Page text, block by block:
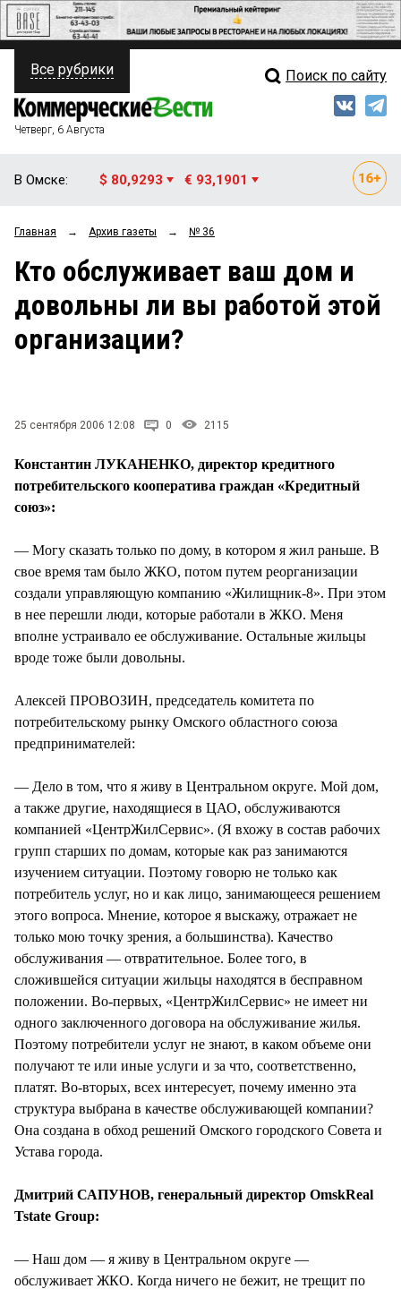
ПОЛИТИКА
ФИНАНСЫ
ОБЩЕСТВО
ЗАКОН
НОВОСТИ КОМПАНИЙ
Свежий выпуск
Рейтинги
Блоги
Все рубрики Поиск по сайту
Четверг, 6 Августа
В Омске: $ 80,9293 € 93,1901
Главная → Архив газеты → № 36
Кто обслуживает ваш дом и
довольны ли вы работой этой
организации?
25 сентября 2006 12:08 0 2115
Константин ЛУКАНЕНКО, директор кредитного
потребительского кооператива граждан «Кредитный
союз»:
— Могу сказать только по дому, в котором я жил раньше. В
свое время там было ЖКО, потом путем реорганизации
создали управляющую компанию «Жилищник-8». При этом
в нее перешли люди, которые работали в ЖКО. Меня
вполне устраивало ее обслуживание. Остальные жильцы
вроде тоже были довольны.
Алексей ПРОВОЗИН, председатель комитета по
потребительскому рынку Омского областного союза
предпринимателей:
— Дело в том, что я живу в Центральном округе. Мой дом,
а также другие, находящиеся в ЦАО, обслуживаются
компанией «ЦентрЖилСервис». (Я вхожу в состав рабочих
групп старших по домам, которые как раз занимаются
изучением ситуации. Поэтому говорю не только как
потребитель услуг, но и как лицо, занимающееся решением
этого вопроса. Мнение, которое я выскажу, отражает не
только мою точку зрения, а большинства). Качество
обслуживания — отвратительное. Более того, в
сложившейся ситуации жильцы находятся в бесправном
положении. Во-первых, «ЦентрЖилСервис» не имеет ни
одного заключенного договора на обслуживание жилья.
Поэтому потребители услуг не знают, в каком объеме они
получают те или иные услуги и за что, соответственно,
платят. Во-вторых, всех интересует, почему именно эта
структура выбрана в качестве обслуживающей компании?
Она создана в обход решений Омского городского Совета и
Устава города.
Дмитрий САПУНОВ, генеральный директор OmskReal
Tstate Group:
— Наш дом — я живу в Центральном округе —
обслуживает ЖКО. Когда ничего не бежит, не трещит по